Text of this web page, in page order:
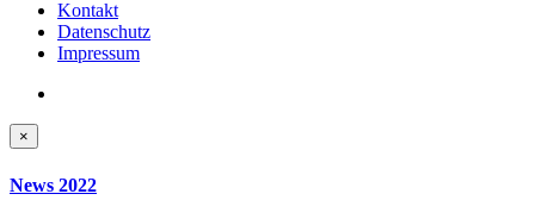
Kontakt
Datenschutz
Impressum
×
News 2022